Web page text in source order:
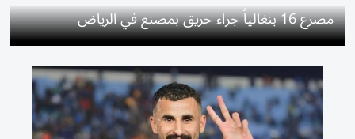
مصرع 16 بنغالياً جراء حريق بمصنع في الرياض